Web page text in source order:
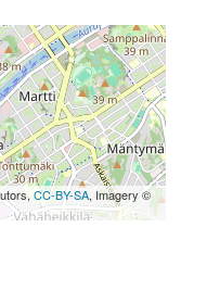
CC-BY-SA, Imagery ©